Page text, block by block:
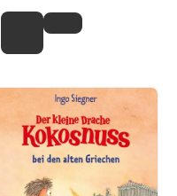
Jahren - Lesen Üben 2.
Klasse (Leserabe 2.
Klasse)